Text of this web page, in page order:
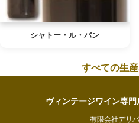
シャトー・ル・パン
すべての生
ヴィンテージワイン専門
有限会社デリ